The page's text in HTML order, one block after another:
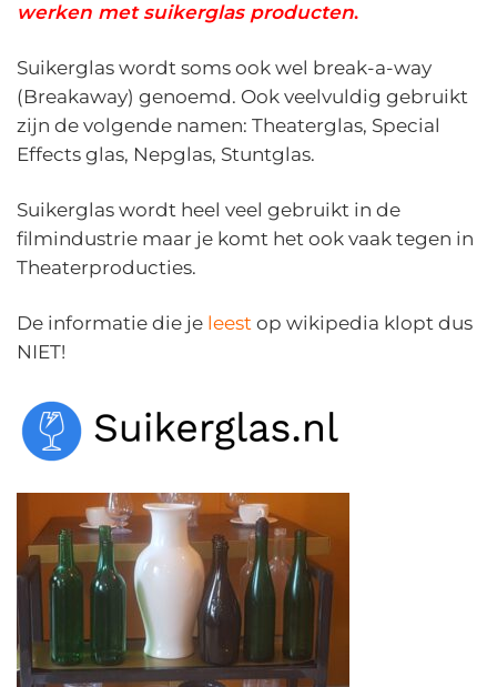
werken met suikerglas producten.
Suikerglas wordt soms ook wel break-a-way
(Breakaway) genoemd. Ook veelvuldig gebruikt
zijn de volgende namen: Theaterglas, Special
Effects glas, Nepglas, Stuntglas.
Suikerglas wordt heel veel gebruikt in de
filmindustrie maar je komt het ook vaak tegen in
Theaterproducties.
De informatie die je leest op wikipedia klopt dus
NIET!